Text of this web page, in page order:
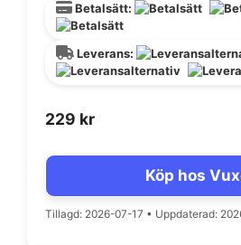
Betalsätt:
Leverans:
229 kr
Köp hos
Tillagd: 2026-07-17 • Uppdaterad: